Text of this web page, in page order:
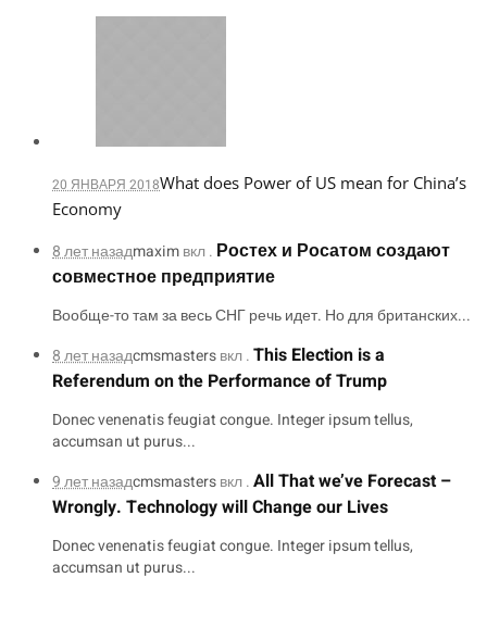
20 ЯНВАРЯ 2018What does Power of US mean for China’s
Economy
8 лет назадmaximвкл . Ростех и Росатом создают
совместное предприятие
Вообще-то там за весь СНГ речь идет. Но для британских...
8 лет назадcmsmastersвкл .This Election is a
Referendum on the Performance of Trump
Donec venenatis feugiat congue. Integer ipsum tellus,
accumsan ut purus...
9 лет назадcmsmastersвкл .All That we’ve Forecast –
Wrongly. Technology will Change our Lives
Donec venenatis feugiat congue. Integer ipsum tellus,
accumsan ut purus...